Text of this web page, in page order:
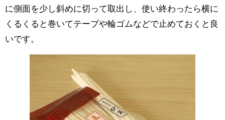
に側面を少し斜めに切って取出し、使い終わったら横に
くるくると巻いてテープや輪ゴムなどで止めておくと良
いです。